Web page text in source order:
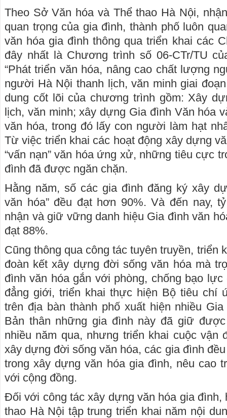
Theo Sở Văn hóa và Thể thao Hà Nội,
quan trọng của gia đình, thành phố luôn
văn hóa gia đình thông qua triển khai các
đây nhất là Chương trình số 06-CTr/TU
“Phát triển văn hóa, nâng cao chất lượng
người Hà Nội thanh lịch, văn minh giai
dung cốt lõi của chương trình gồm: Xây
lịch, văn minh; xây dựng Gia đình Văn hóa
văn hóa, trong đó lấy con người làm hạt
Từ việc triển khai các hoạt động xây dựng
“vấn nạn” văn hóa ứng xử, những tiêu cực
đình đã được ngăn chặn.
Hằng năm, số các gia đình đăng ký xây
văn hóa” đều đạt hơn 90%. Và đến nay,
nhận và giữ vững danh hiệu Gia đình văn
đạt 88%.
Cũng thông qua công tác tuyên truyền, triển
đoàn kết xây dựng đời sống văn hóa mà
đình văn hóa gắn với phòng, chống bạo
đẳng giới, triển khai thực hiện Bộ tiêu
trên địa bàn thành phố xuất hiện nhiều
Bản thân những gia đình này đã giữ
nhiều năm qua, nhưng triển khai cuộc vận
xây dựng đời sống văn hóa, các gia đình
trong xây dựng văn hóa gia đình, nêu cao
với cộng đồng.
Đối với công tác xây dựng văn hóa gia đình,
thao Hà Nội tập trung triển khai năm nội